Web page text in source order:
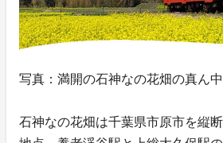
写真：満開の石神なの花畑の真ん
石神なの花畑は千葉県市原市を縦